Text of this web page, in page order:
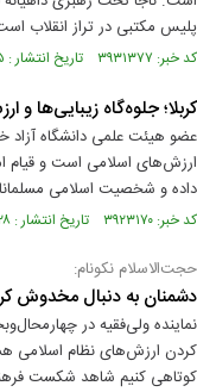
پلیس مکتبی در تراز انقلاب
کد خبر: ۳۹۳۱۳۷۷ تاریخ انتشار : ۱۳۹۹/۰۸/۰۵
کربلا؛ جلوه‌گاه زیبایی‌ها و
عضو هیئت علمی دانشگاه آزاد
ارزش‌های اسلامی است و قیام
داده و شخصیت اسلامی
کد خبر: ۳۹۲۳۱۷۰ تاریخ انتشار : ۱۳۹۹/۰۶/۲۸
حجت‌الاسلام نکونام:
دشمنان به دنبال مخدوش
نماینده ولی‌فقیه در
کردن ارزش‌های نظام اسلامی
کوتاهی کنیم شاهد شکست